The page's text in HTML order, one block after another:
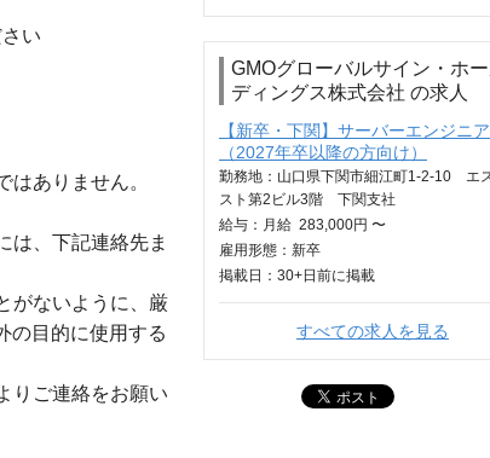
い
ありません。
は、下記連絡先ま
がないように、厳
の目的に使用する
りご連絡をお願い
GMOグローバルサイン・ホ
ディングス株式会社 の求人
【新卒・下関】サーバーエンジニア
（2027年卒以降の方向け）
勤務地：山口県下関市細江町1-2-10 エ
スト第2ビル3階 下関支社
給与： 月給 283,000円 〜
雇用形態：新卒
掲載日： 30+日 前に掲載
すべての求人を見る